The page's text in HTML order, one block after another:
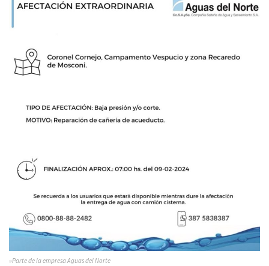
»Parte de la empresa Aguas del Norte